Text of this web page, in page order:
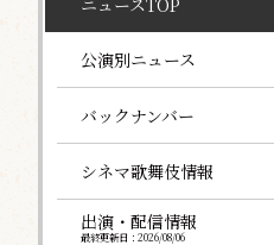
ニュースTOP
公演別ニュース
バックナンバー
シネマ歌舞伎情報
出演・配信情報
最終更新日：2026/08/06